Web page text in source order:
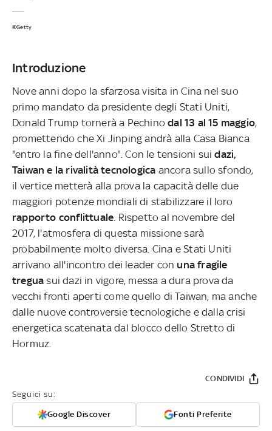
©Getty
Introduzione
Nove anni dopo la sfarzosa visita in Cina nel suo
primo mandato da presidente degli Stati Uniti,
Donald Trump tornerà a Pechinodal 13 al 15 maggio,
promettendo che Xi Jinping andrà alla Casa Bianca
"entro la fine dell'anno". Con le tensioni suidazi,
Taiwan e la rivalità tecnologica ancora sullo sfondo,
il vertice metterà alla prova la capacità delle due
maggiori potenze mondiali di stabilizzare il loro
rapporto conflittuale . Rispetto al novembre del
2017, l'atmosfera di questa missione sarà
probabilmente molto diversa. Cina e Stati Uniti
arrivano all'incontro dei leader conuna fragile
tregua sui dazi in vigore, messa a dura prova da
vecchi fronti aperti come quello di Taiwan, ma anche
dalle nuove controversie tecnologiche e dalla crisi
energetica scatenata dal blocco dello Stretto di
Hormuz.
Seguici su:
Google Discover Fonti Preferite
CONDIVIDI